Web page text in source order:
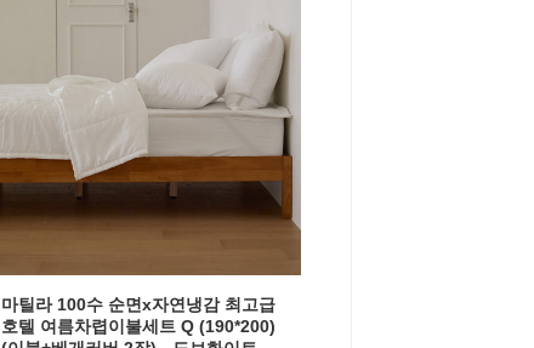
마틸라 100수 순면x자연냉감 최고급
호텔 여름차렵이불세트 Q (190*200)